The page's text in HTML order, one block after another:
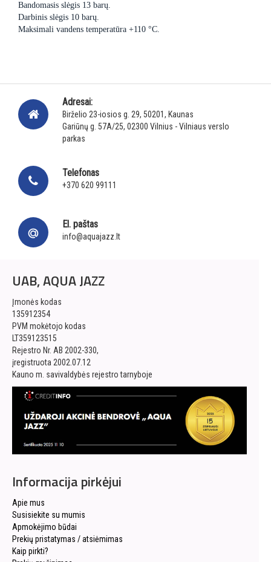
Bandomasis slėgis 13 barų.
Darbinis slėgis 10 barų.
Maksimali vandens temperatūra +110 °C.
Adresai:
Birželio 23-iosios g. 29, 50201, Kaunas
Gariūnų g. 57A/25, 02300 Vilnius - Vilniaus verslo
parkas
Telefonas
+370 620 99111
El. paštas
info@aquajazz.lt
UAB, AQUA JAZZ
Įmonės kodas
135912354
PVM mokėtojo kodas
LT359123515
Rejestro Nr. AB 2002-330,
įregistruota 2002.07.12
Kauno m. savivaldybės rejestro tarnyboje
Informacija pirkėjui
Apie mus
Susisiekite su mumis
Apmokėjimo būdai
Prekių pristatymas / atsiėmimas
Kaip pirkti?